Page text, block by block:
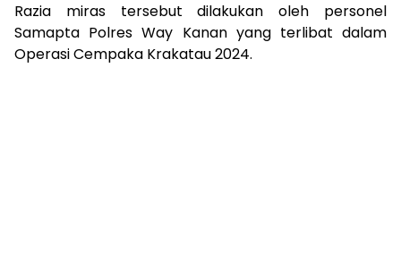
Razia miras tersebut dilakukan oleh personel
Samapta Polres Way Kanan yang terlibat dalam
Operasi Cempaka Krakatau 2024.